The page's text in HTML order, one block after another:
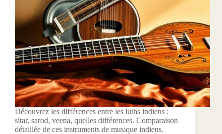
Découvrez les différences entre les luths indiens :
sitar, sarod, veena, quelles différences. Comparaison
détaillée de ces instruments de musique indiens.